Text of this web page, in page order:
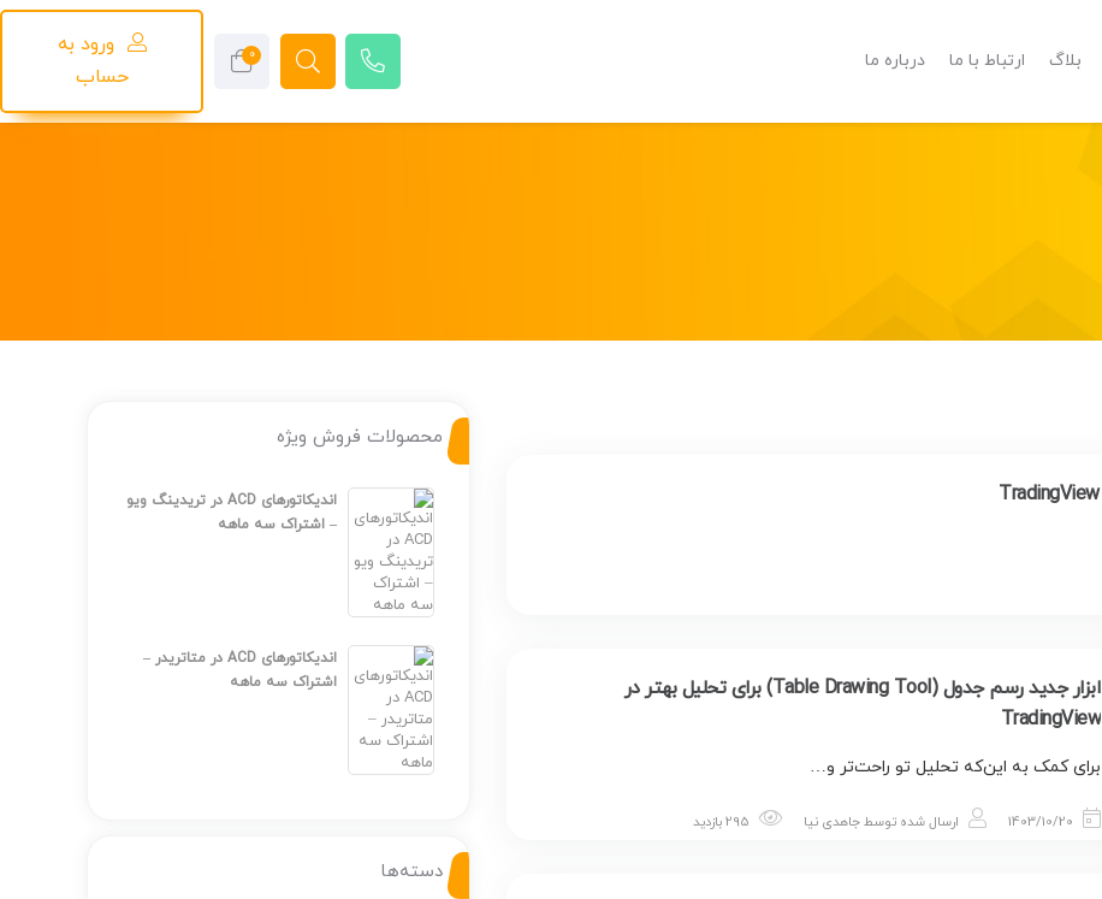
بلاگ ارتباط با ما درباره ما 0
ورود به
حساب
ابزار جدید رسم جدول (Table Drawing Tool) برای تحلیل بهتر در
TradingView
برای کمک به این‌که تحلیل تو راحت‌تر و…
1403/10/20 ارسال شده توسطجاهدی نیا
محصولات فروش ویژه
اندیکاتورهای ACD در تریدینگ ویو
– اشتراک سه ماهه
اندیکاتورهای ACD در متاتریدر –
اشتراک سه ماهه
دسته‌ها